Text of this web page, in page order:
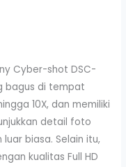
Cyber-shot DSC-
bagus di tempat
10X, dan memiliki
detail foto
biasa. Selain itu,
kualitas Full HD